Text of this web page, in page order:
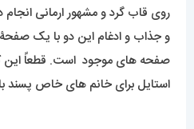
روی قاب گرد و مشهور ارمانی انجام
و جذاب و ادغام این دو با یک صفحۀ
صفحه های موجود است. قطعاً این
استایل برای خانم های خاص پسند